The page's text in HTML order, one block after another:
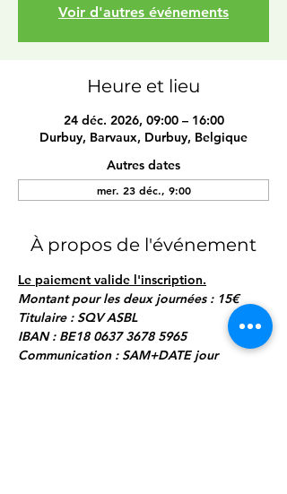
Voir d'autres événements
Heure et lieu
24 déc. 2026, 09:00 – 16:00
Durbuy, Barvaux, Durbuy, Belgique
Autres dates
mer. 23 déc., 9:00
À propos de l'événement
Le paiement valide l'inscription.
Montant pour les deux journées : 15€
Titulaire : SQV ASBL
IBAN : BE18 0637 3678 5965
Communication : SAM+DATE jour